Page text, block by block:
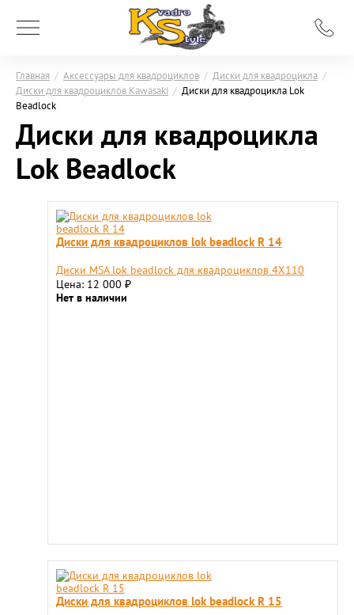
Главная / Аксессуары для квадроциклов / Диски для квадроцикла /
Диски для квадроциклов Kawasaki / Диски для квадроцикла Lok
Beadlock
Диски для квадроцикла
Lok Beadlock
Диски для квадроциклов lok beadlock R 14
Диски MSA lok beadlock для квадроциклов 4X110
Цена: 12 000 ₽
Нет в наличии
Диски для квадроциклов lok beadlock R 15